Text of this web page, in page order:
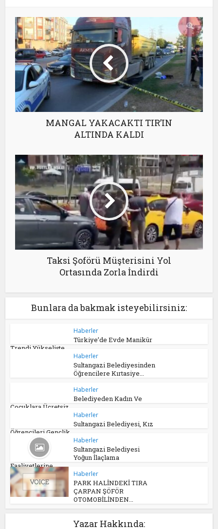
MANGAL YAKACAKTI TIR’IN
ALTINDA KALDI
Taksi Şoförü Müşterisini Yol
Ortasında Zorla İndirdi
Bunlara da bakmak isteyebilirsiniz:
Haberler
Türkiye’de Evde Manikür
Trendi Yükselişte
Haberler
Sultangazi Belediyesinden
Öğrencilere Kırtasiye...
Haberler
Belediyeden Kadın Ve
Çocuklara Ücretsiz...
Haberler
Sultangazi Belediyesi, Kız
Öğrencileri Gençlik...
Haberler
Sultangazi Belediyesi
Yoğun İlaçlama
Faaliyetlerine...
Haberler
PARK HALİNDEKİ TIRA
ÇARPAN ŞÖFÖR
OTOMOBİLİNDEN...
Yazar Hakkında: